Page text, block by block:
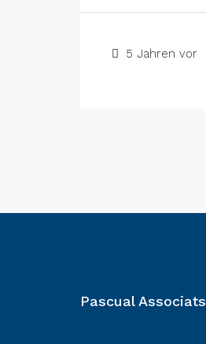
5 Jahren vor
Pascual Associats